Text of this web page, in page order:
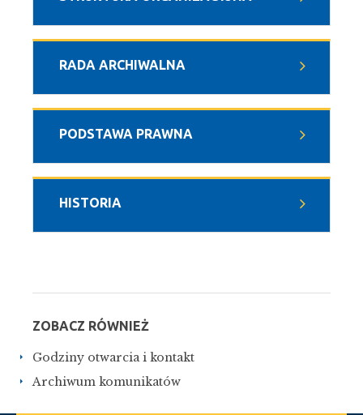
RADA ARCHIWALNA
PODSTAWA PRAWNA
HISTORIA
ZOBACZ RÓWNIEŻ
Godziny otwarcia i kontakt
Archiwum komunikatów